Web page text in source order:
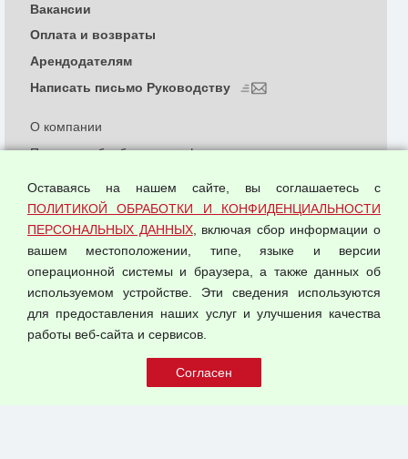
© 2026 ООО "Феникс"
О компании
Политика обработки и конфиденциальности
Согласием на обработку персональных данных
Оферта оптовой купли-продажи
Публичная оферта
Вакансии
Оплата и возвраты
Арендодателям
Написать письмо Руководству
Оставаясь на нашем сайте, вы соглашаетесь с
ПОЛИТИКОЙ ОБРАБОТКИ И КОНФИДЕНЦИАЛЬНОСТИ
ПЕРСОНАЛЬНЫХ ДАННЫХ, включая сбор информации о
вашем местоположении, типе, языке и версии
операционной системы и браузера, а также данных об
используемом устройстве. Эти сведения используются
для предоставления наших услуг и улучшения качества
работы веб-сайта и сервисов.